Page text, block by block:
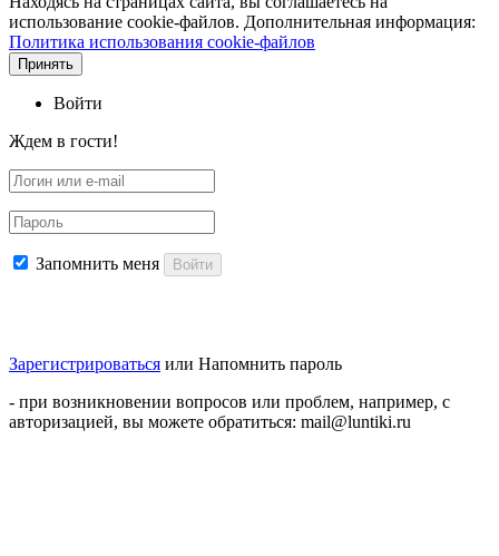
использование cookie-файлов. Дополнительная информация:
Политика использования cookie-файлов
Принять
Войти
Ждем в гости!
Запомнить меня Войти
Зарегистрироваться или Напомнить пароль
- при возникновении вопросов или проблем, например, с
авторизацией, вы можете обратиться: mail@luntiki.ru